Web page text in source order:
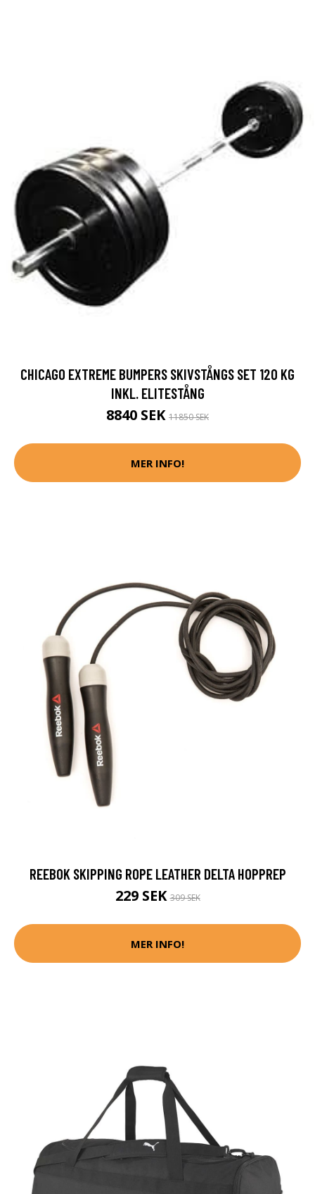
CHICAGO EXTREME BUMPERS SKIVSTÅNGS SET 120 KG
INKL. ELITESTÅNG
8840 SEK 11850 SEK
MER INFO!
REEBOK SKIPPING ROPE LEATHER DELTA HOPPREP
229 SEK309 SEK
MER INFO!